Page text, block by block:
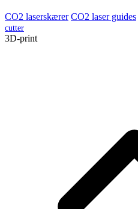
CO2 laserskærer CO2 laser guides
cutter
3D-print